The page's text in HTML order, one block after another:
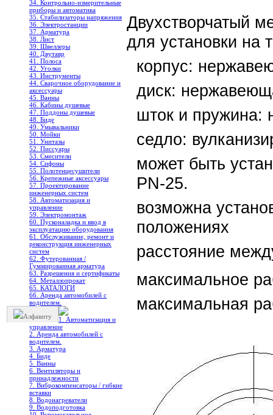
34. Контрольно-измерительные
приборы и автоматика
35. Стабилизаторы напряжения
36. Электростанции
37. Арматура
38. Лист
39. Швеллеры
40. Двутавр
41. Полоса
42. Уголки
43. Инструменты
44. Сварочное оборудование и
аксессуары
45. Ванны
46. Кабины душевые
47. Поддоны душевые
48. Биде
49. Умывальники
50. Мойки
51. Унитазы
52. Писсуары
53. Смесители
54. Сифоны
55. Полотенцесушители
56. Крепежные аксессуары
57. Проектирование
инженерных систем
58. Автоматизация и
управление
59. Электромонтаж
60. Пусконаладка и ввод в
эксплуатацию оборудования
61. Обслуживание, ремонт и
реконструкция инженерных
систем
62. Футерованная /
Гуммированная арматура
63. Разрешения и сертификаты
64. Металлопрокат
65. КАТАЛОГИ
66. Аренда автомобилей с
водителем.
Алфавиту
1. Автоматизация и
управление
2. Аренда автомобилей с
водителем.
3. Арматура
4. Биде
5. Ванны
6. Вентиляторы и
принадлежности
7. Виброкомпенсаторы / гибкие
вставки
8. Водонагреватели
9. Водоподготовка
Двухстворчатый
для установки на
корпус:
диск:
шток и пружина:
седло:
может быть
PN-25.
возможна
положениях
расстояние
максимальное
максимальная